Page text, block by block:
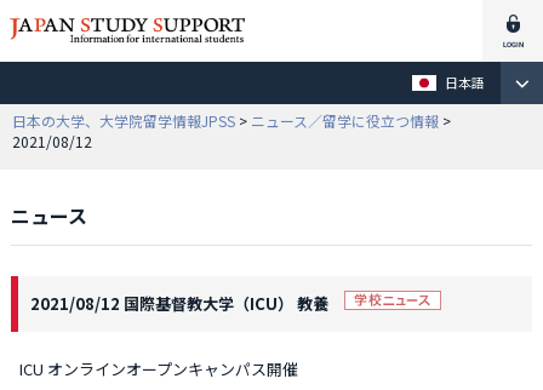
日本語
日本の大学、大学院留学情報JPSS > ニュース／留学に役立つ情報 >
2021/08/12
ニュース
2021/08/12 国際基督教大学（ICU） 教養
ICU オンラインオープンキャンパス開催